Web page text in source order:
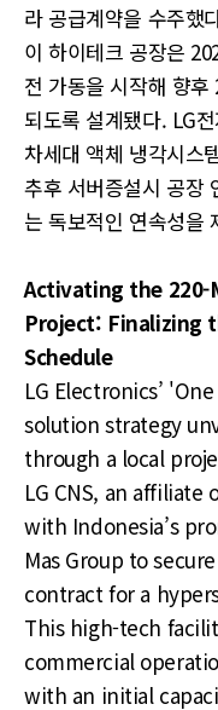
라 공급계약을 수주했
이 하이테크 공장은
전 가동을 시작해 향
되도록 설계됐다. LG
차세대 액체 냉각시스
추후 서버증설시 공장
는 독보적인 연속성을
Activating the
Project: Finalizing
Schedule
LG Electronics’
solution strategy
through a local
LG CNS, an affiliate
with Indonesia’s
Mas Group to
contract for a
This high-tech
commercial
with an initial